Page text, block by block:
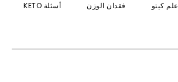
علم كيتو فقدان الوزن أسئلة KETO